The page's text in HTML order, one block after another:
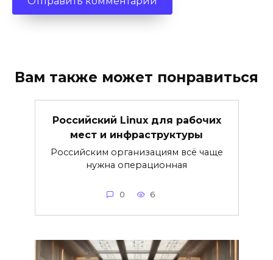
Вам также может понравиться
Российский Linux для рабочих
мест и инфраструктуры
Российским организациям всё чаще
нужна операционная
0 6